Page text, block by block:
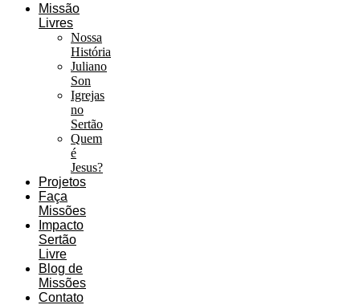
Missão
Livres
Nossa
História
Juliano
Son
Igrejas
no
Sertão
Quem
é
Jesus?
Projetos
Faça
Missões
Impacto
Sertão
Livre
Blog de
Missões
Contato